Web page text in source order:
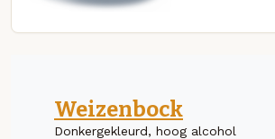
Weizenbock
Donkergekleurd, hoog alcohol